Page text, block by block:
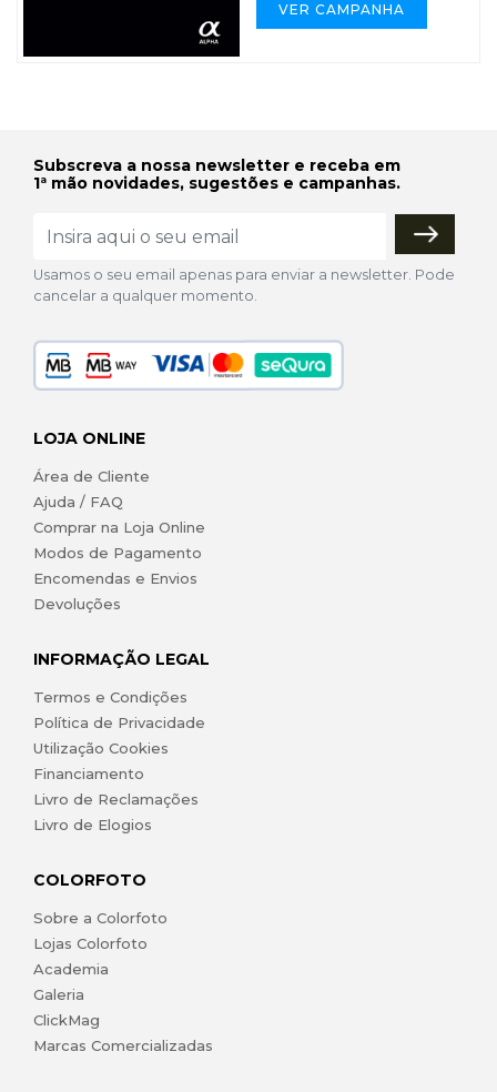
VER CAMPANHA
Subscreva a nossa newsletter e receba em
1ª mão novidades, sugestões e campanhas.
Usamos o seu email apenas para enviar a newsletter. Pode
cancelar a qualquer momento.
LOJA ONLINE
Área de Cliente
Ajuda / FAQ
Comprar na Loja Online
Modos de Pagamento
Encomendas e Envios
Devoluções
INFORMAÇÃO LEGAL
Termos e Condições
Política de Privacidade
Utilização Cookies
Financiamento
Livro de Reclamações
Livro de Elogios
COLORFOTO
Sobre a Colorfoto
Lojas Colorfoto
Academia
Galeria
ClickMag
Marcas Comercializadas